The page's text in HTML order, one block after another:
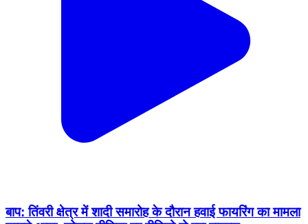
बाप: तिंवरी क्षेत्र में शादी समारोह के दौरान हवाई फायरिंग का मामला